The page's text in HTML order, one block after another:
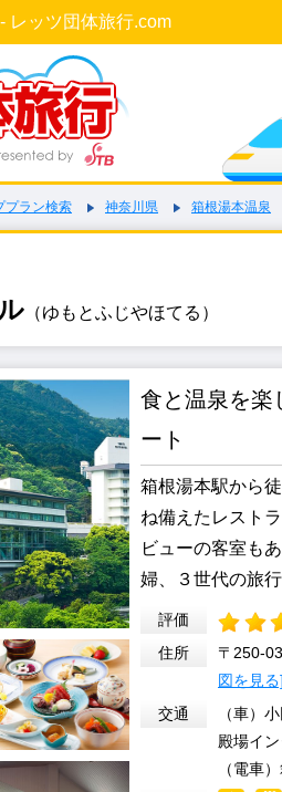
レッツ団体旅行.com
プラン検索 神奈川県 箱根湯本温泉
（ゆもとふじやほてる）
食と温泉を楽
ート
箱根湯本駅から
ね備えたレスト
ビューの客室も
婦、３世代の旅
評価
住所
〒250-
図を見
交通
（車）
殿場イ
（電車